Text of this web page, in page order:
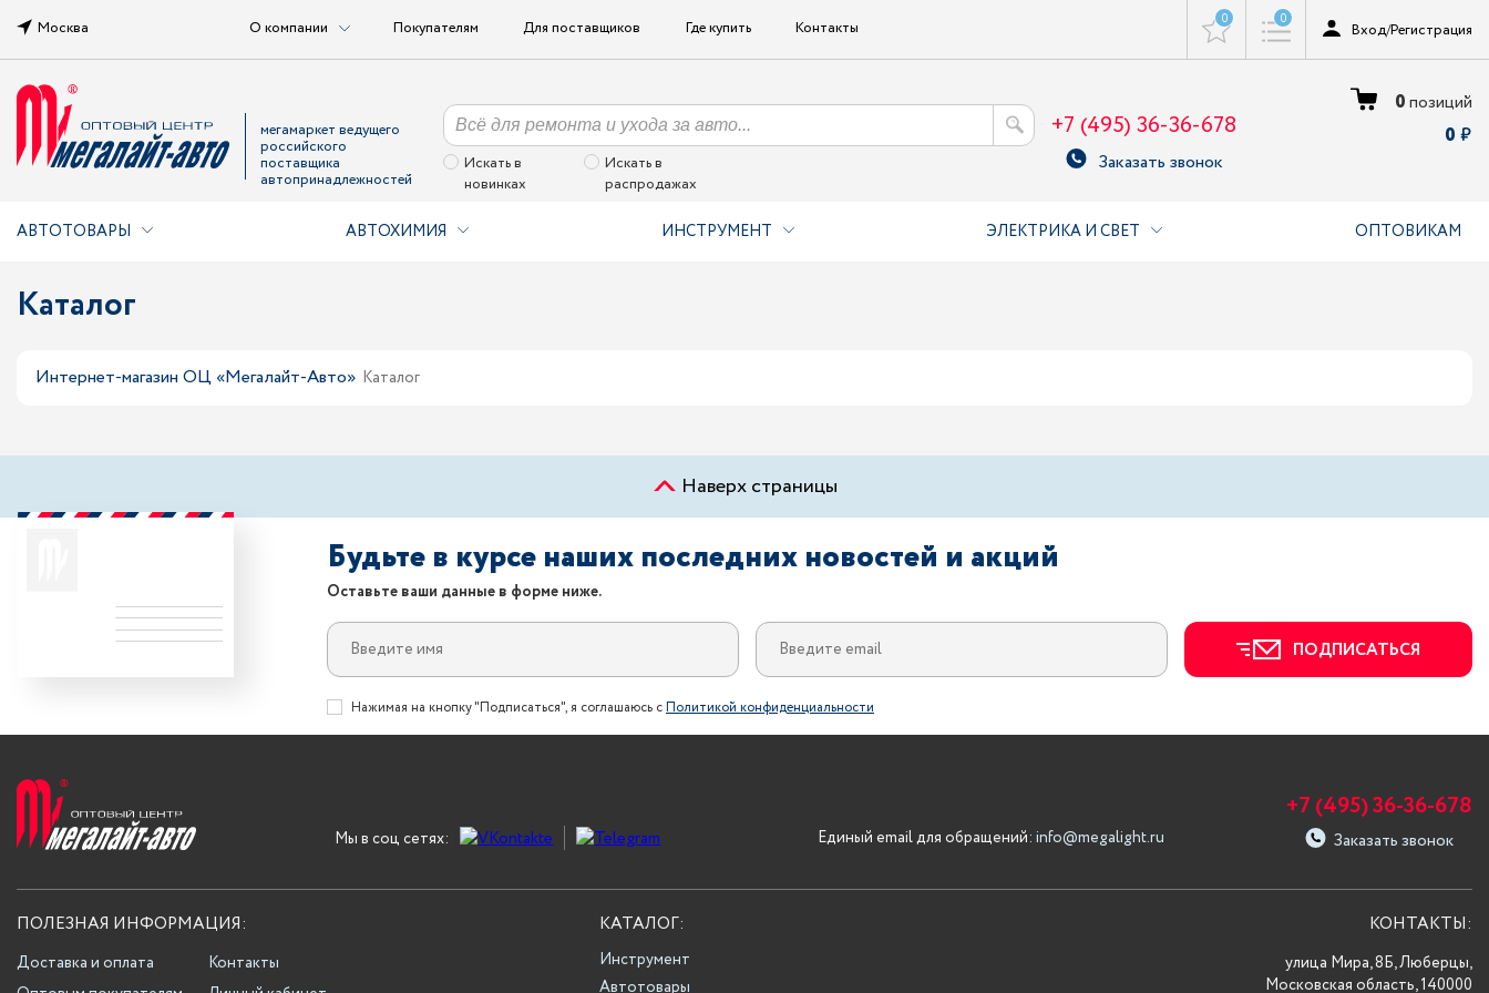
Москва О компании Покупателям Для поставщиков Где купить Контакты 0 0
Вход/Регистрация
мегамаркет ведущего
российского
поставщика
автопринадлежностей
Искать в
новинках
Искать в
распродажах
+7 (495) 36-36-678
Заказать звонок
0позиций
0
АВТОТОВАРЫ АВТОХИМИЯ ИНСТРУМЕНТ ЭЛЕКТРИКА И СВЕТ ОПТОВИКАМ
Каталог
Интернет-магазин ОЦ «Мегалайт-Авто» Каталог
Наверх страницы
Будьте в курсе наших последних новостей и акций
Оставьте ваши данные в форме ниже.
ПОДПИСАТЬСЯ
Нажимая на кнопку "Подписаться", я соглашаюсь сПолитикой конфиденциальности
Мы в соц сетях: Единый email для обращений: info@megalight.ru
+7 (495) 36-36-678
Заказать звонок
ПОЛЕЗНАЯ ИНФОРМАЦИЯ:
Доставка и оплата
Контакты
КАТАЛОГ:
Инструмент
Автотовары
КОНТАКТЫ:
улица Мира, 8Б, Люберцы,
Московская область, 140000